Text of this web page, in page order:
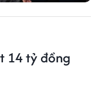
14 tỷ đồng